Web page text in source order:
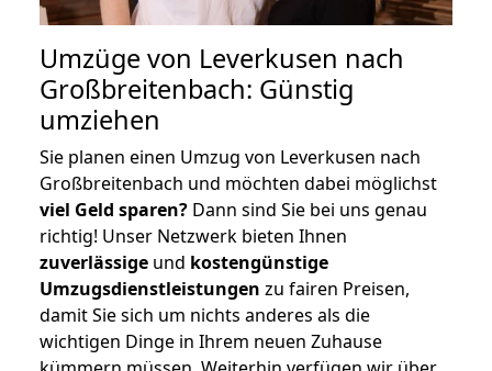
Umzüge von Leverkusen nach
Großbreitenbach: Günstig
umziehen
Sie planen einen Umzug von Leverkusen nach
Großbreitenbach und möchten dabei möglichst
viel Geld sparen? Dann sind Sie bei uns genau
richtig! Unser Netzwerk bieten Ihnen
zuverlässige und kostengünstige
Umzugsdienstleistungen zu fairen Preisen,
damit Sie sich um nichts anderes als die
wichtigen Dinge in Ihrem neuen Zuhause